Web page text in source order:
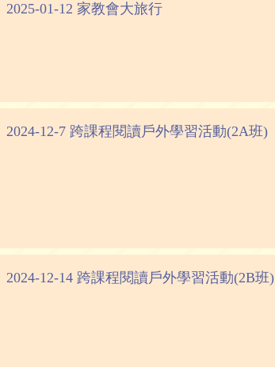
2025-01-12 家教會大旅行
2024-12-7 跨課程閱讀戶外學習活動(2A班)
2024-12-14 跨課程閱讀戶外學習活動(2B班)